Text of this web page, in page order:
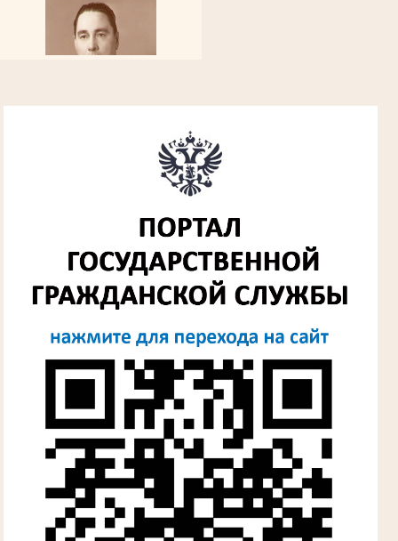
Алферьев Сергей Григорьевич
Участник Великой Отечественной войны
Председатель Губкинского городского
Судья Губкинского городского народного
суда
в период с 1960 по 1980 гг.